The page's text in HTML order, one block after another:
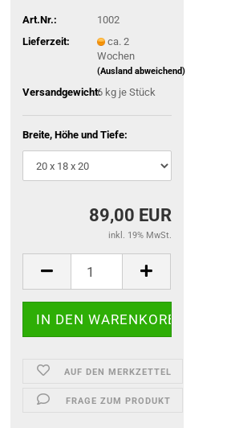
Art.Nr.:
1002
Lieferzeit:
ca. 2
Wochen
(Ausland abweichend)
Versandgewicht:
6kg je Stück
Breite, Höhe und Tiefe:
89,00 EUR
inkl. 19% MwSt.
AUF DEN MERKZETTEL
FRAGE ZUM PRODUKT